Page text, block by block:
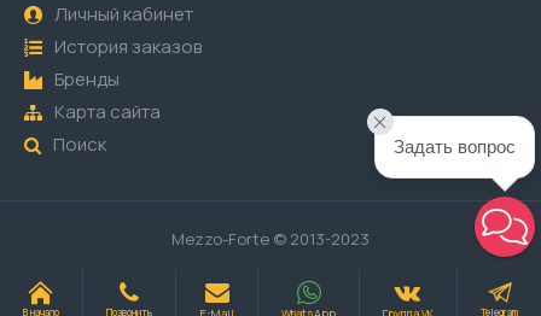
Личный кабинет
История заказов
Бренды
Карта сайта
Поиск
Mezzo-Forte © 2013-2023
В начало Позвонить E-Mail WhatsApp Группа VK Telegram
Задать вопрос